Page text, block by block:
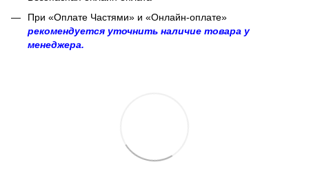
При «Оплате Частями» и «Онлайн-оплате»
рекомендуется уточнить наличие товара у
менеджера.